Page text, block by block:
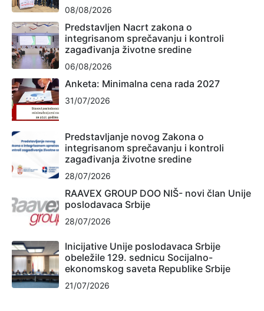
08/08/2026
Predstavljen Nacrt zakona o
integrisanom sprečavanju i kontroli
zagađivanja životne sredine
06/08/2026
Anketa: Minimalna cena rada 2027
31/07/2026
Predstavljanje novog Zakona o
integrisanom sprečavanju i kontroli
zagađivanja životne sredine
28/07/2026
RAAVEX GROUP DOO NIŠ- novi član Unije
poslodavaca Srbije
28/07/2026
Inicijative Unije poslodavaca Srbije
obeležile 129. sednicu Socijalno-
ekonomskog saveta Republike Srbije
21/07/2026